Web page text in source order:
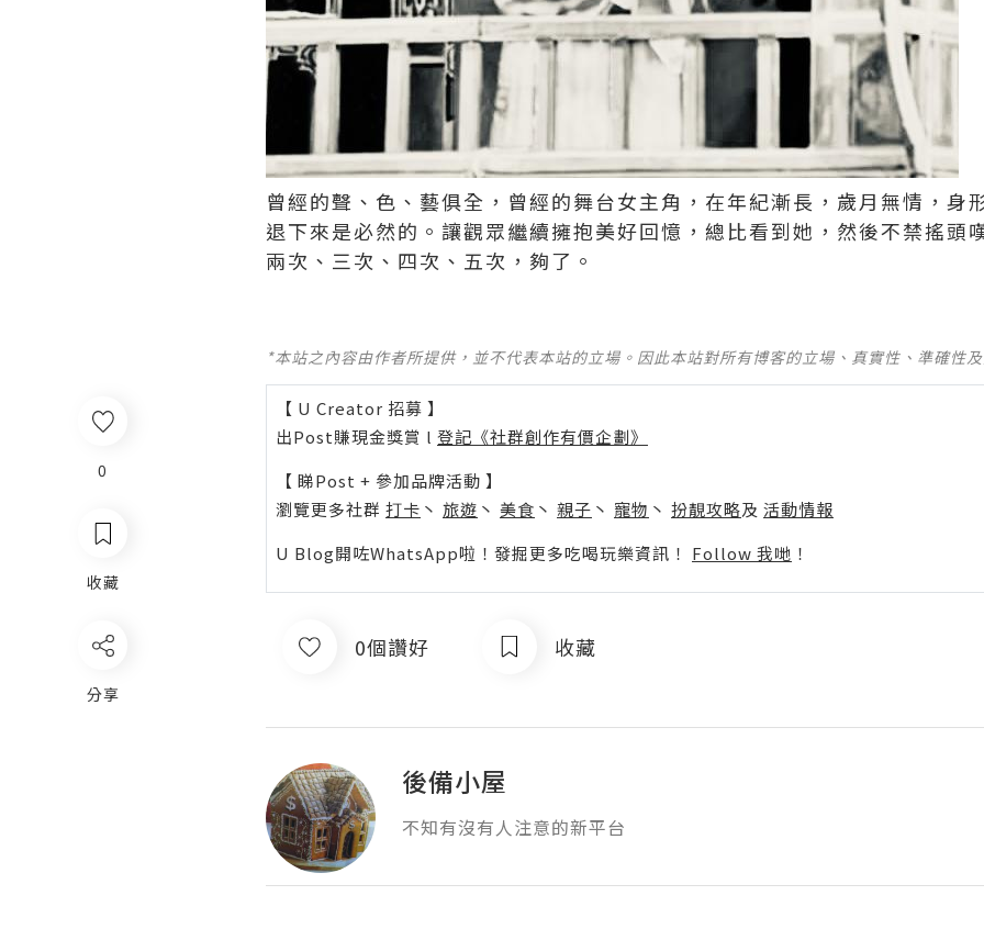
0
收藏
分享
曾經的聲、色、藝俱全，曾經的舞台女主角，在年紀漸長，歲月無情，身
退下來是必然的。讓觀眾繼續擁抱美好回憶，總比看到她，然後不禁搖頭
兩次、三次、四次、五次，夠了。 ​​​
*本站之內容由作者所提供，並不代表本站的立場。因此本站對所有博客的立場、真實性、準確性
【 U Creator 招募 】
出Post賺現金獎賞 l 登記《社群創作有價企劃》
【 睇Post + 參加品牌活動 】
瀏覽更多社群 打卡 丶 旅遊 丶 美食 丶 親子 丶 寵物 丶 扮靚攻略及 活動情報
U Blog開咗WhatsApp啦！發掘更多吃喝玩樂資訊！ Follow 我哋 ！
0個讚好 收藏
後備小屋
不知有沒有人注意的新平台